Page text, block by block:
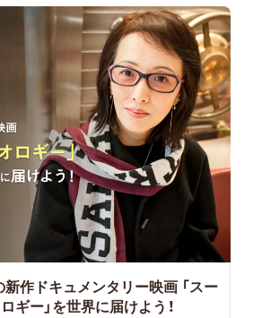
作ドキュメンタリー映画「スー
ギー」を世界に届けよう！